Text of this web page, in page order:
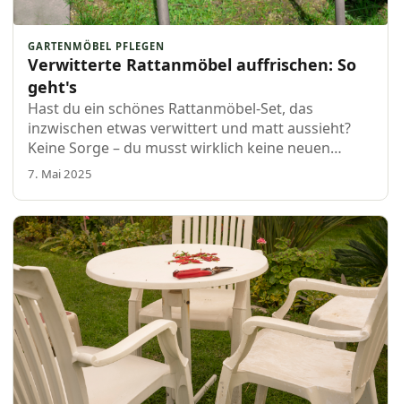
GARTENMÖBEL PFLEGEN
Verwitterte Rattanmöbel auffrischen: So
geht's
Hast du ein schönes Rattanmöbel-Set, das
inzwischen etwas verwittert und matt aussieht?
Keine Sorge – du musst wirklich keine neuen
Möbel kaufen. Mit ein paar einfachen Schritten
einladend aus...
7. Mai 2025